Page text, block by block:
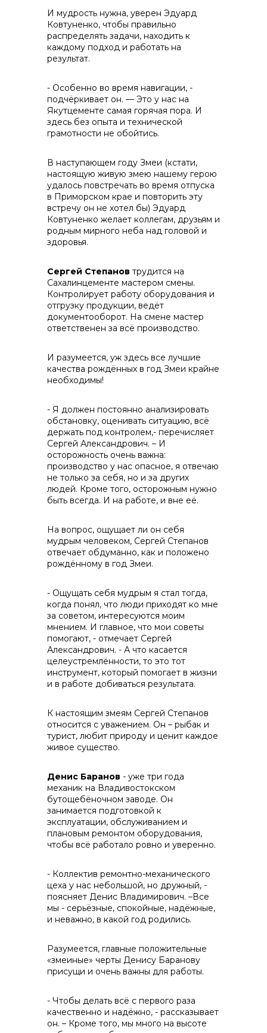
И мудрость нужна, уверен Эдуард
Ковтуненко, чтобы правильно
распределять задачи, находить к
каждому подход и работать на
результат.
- Особенно во время навигации, -
подчёркивает он. — Это у нас на
Якутцементе самая горячая пора. И
здесь без опыта и технической
грамотности не обойтись.
В наступающем году Змеи (кстати,
настоящую живую змею нашему герою
удалось повстречать во время отпуска
в Приморском крае и повторить эту
встречу он не хотел бы) Эдуард
Ковтуненко желает коллегам, друзьям и
родным мирного неба над головой и
здоровья.
Сергей Степанов трудится на
Сахалинцементе мастером смены.
Контролирует работу оборудования и
отгрузку продукции, ведёт
документооборот. На смене мастер
ответственен за всё производство.
И разумеется, уж здесь все лучшие
качества рождённых в год Змеи крайне
необходимы!
- Я должен постоянно анализировать
обстановку, оценивать ситуацию, всё
держать под контролем,- перечисляет
Сергей Александрович. – И
осторожность очень важна:
производство у нас опасное, я отвечаю
не только за себя, но и за других
людей. Кроме того, осторожным нужно
быть всегда. И на работе, и вне её.
На вопрос, ощущает ли он себя
мудрым человеком, Сергей Степанов
отвечает обдуманно, как и положено
рождённому в год Змеи.
- Ощущать себя мудрым я стал тогда,
когда понял, что люди приходят ко мне
за советом, интересуются моим
мнением. И главное, что мои советы
помогают, - отмечает Сергей
Александрович. - А что касается
целеустремлённости, то это тот
инструмент, который помогает в жизни
и в работе добиваться результата.
К настоящим змеям Сергей Степанов
относится с уважением. Он – рыбак и
турист, любит природу и ценит каждое
живое существо.
Денис Баранов - уже три года
механик на Владивостокском
бутощебёночном заводе. Он
занимается подготовкой к
эксплуатации, обслуживанием и
плановым ремонтом оборудования,
чтобы всё работало ровно и уверенно.
- Коллектив ремонтно-механического
цеха у нас небольшой, но дружный, -
поясняет Денис Владимирович. –Все
мы - серьёзные, спокойные, надёжные,
и неважно, в какой год родились.
Разумеется, главные положительные
«змеиные» черты Денису Баранову
присущи и очень важны для работы.
- Чтобы делать всё с первого раза
качественно и надёжно, - рассказывает
он. – Кроме того, мы много на высоте